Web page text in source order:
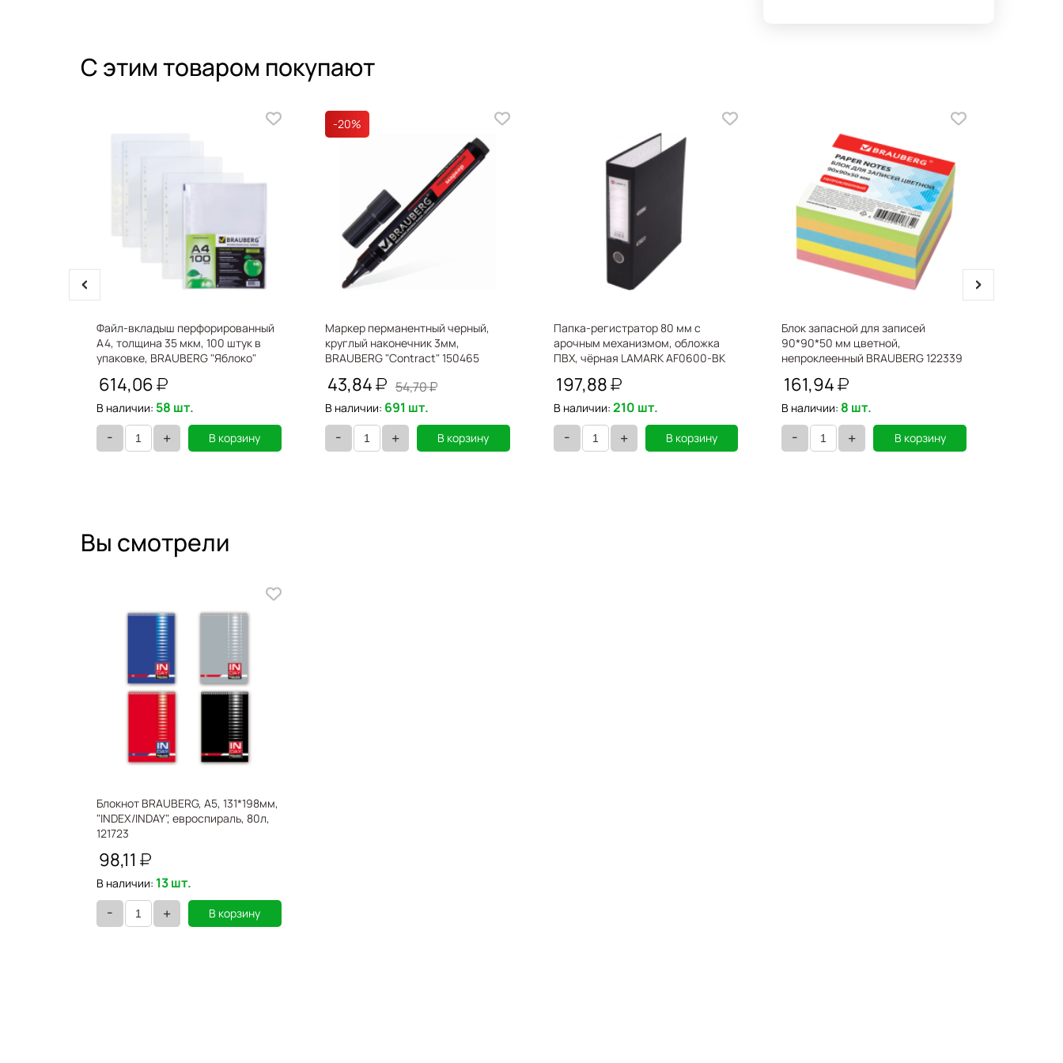
С этим товаром покупают
Файл-вкладыш перфорированный
А4, толщина 35 мкм, 100 штук в
упаковке, BRAUBERG "Яблоко"
614,06
В наличии: 58 шт.
- + В корзину
-20%
Маркер перманентный черный,
круглый наконечник 3мм,
BRAUBERG "Contract" 150465
43,84 54,70
В наличии: 691 шт.
- + В корзину
Папка-регистратор 80 мм с
арочным механизмом, обложка
ПВХ, чёрная LAMARK AF0600-BK
197,88
В наличии: 210 шт.
- + В корзину
Блок запасной для записей
90*90*50 мм цветной,
непроклеенный BRAUBERG 122339
161,94
В наличии: 8 шт.
- + В корзину
prev next
Вы смотрели
Блокнот BRAUBERG, А5, 131*198мм,
"INDEX/INDAY", евроспираль, 80л,
121723
98,11
В наличии: 13 шт.
- + В корзину
X